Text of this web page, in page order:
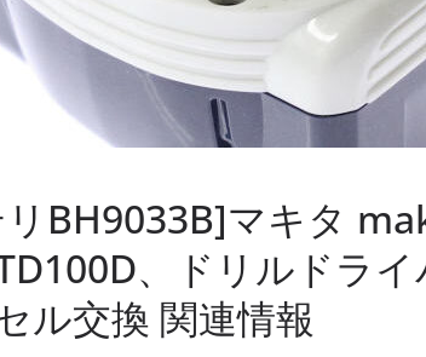
BH9033B]マキタ
、ドリルドライ
ル交換 関連情報